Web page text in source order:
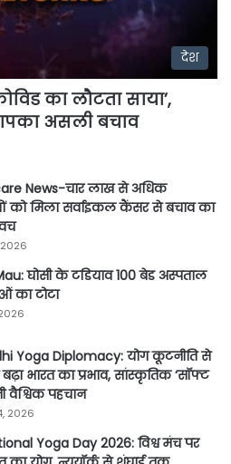
देश
का लौटता साया’,
असली बचाव
News-चार लाख से अधिक
को मिला सर्वाइकल कैंसर से बचाव का
2026
घोसी के टडियाव 100 बेड अस्पताल
का टोटा
Yoga Diplomacy: योग कूटनीति से
भारत का प्रभाव, सांस्कृतिक ‘सॉफ्ट
वैश्विक पहचान
2026
Yoga Day 2026: विश्व मंच पर